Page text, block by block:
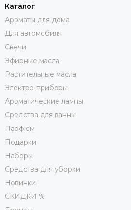
Каталог
Ароматы для дома
Для автомобиля
Свечи
Эфирные масла
Растительные масла
Электро-приборы
Ароматические лампы
Средства для ванны
Парфюм
Подарки
Наборы
Средства для уборки
Новинки
СКИДКИ %